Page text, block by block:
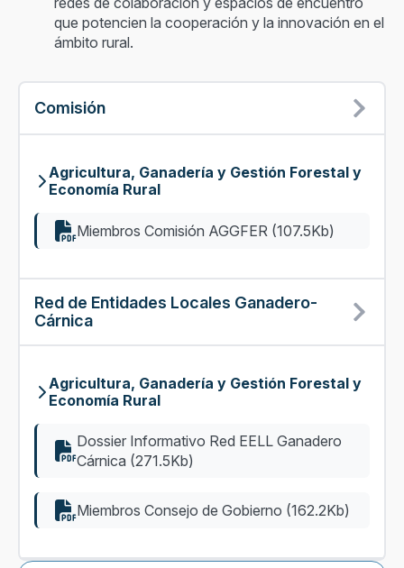
que potencien la cooperación y la innovación en el
ámbito rural.
Comisión
Agricultura, Ganadería y Gestión Forestal y
Economía Rural
Miembros Comisión AGGFER (107.5Kb)
Red de Entidades Locales Ganadero-
Cárnica
Agricultura, Ganadería y Gestión Forestal y
Economía Rural
Dossier Informativo Red EELL Ganadero
Cárnica (271.5Kb)
Miembros Consejo de Gobierno (162.2Kb)